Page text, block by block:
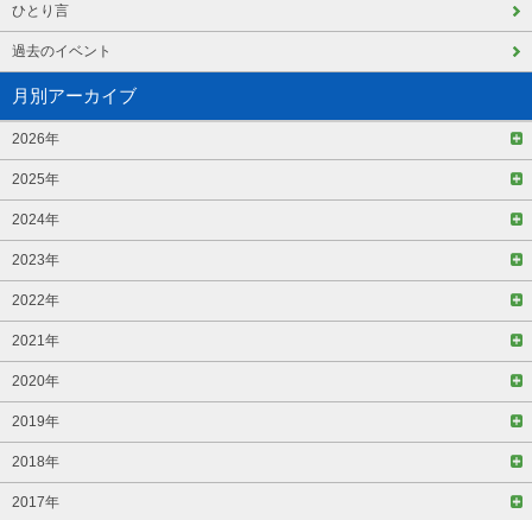
ひとり言
過去のイベント
月別アーカイブ
2026年
2025年
2024年
2023年
2022年
2021年
2020年
2019年
2018年
2017年